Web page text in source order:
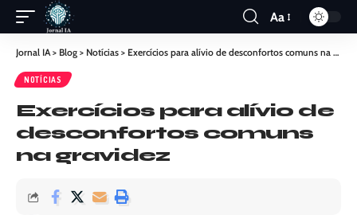
Aa
Jornal IA> Blog > Notícias > Exercícios para alívio de desconfortos comuns na gravidez
NOTÍCIAS
Exercícios para alívio de
desconfortos comuns
na gravidez